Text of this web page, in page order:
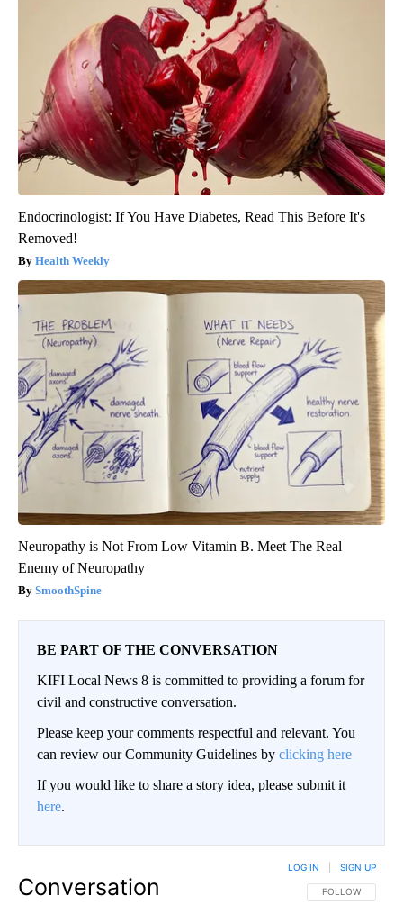
Endocrinologist: If You Have Diabetes, Read This Before It's
Removed!
Health Weekly
Neuropathy is Not From Low Vitamin B. Meet The Real
Enemy of Neuropathy
SmoothSpine
BE PART OF THE CONVERSATION
KIFI Local News 8 is committed to providing a forum for
civil and constructive conversation.
Please keep your comments respectful and relevant. You
can review our Community Guidelines by clicking here
If you would like to share a story idea, please submit it
here.
Conversation FOLLOW THIS
FOLLOW
LOG IN SIGN UP